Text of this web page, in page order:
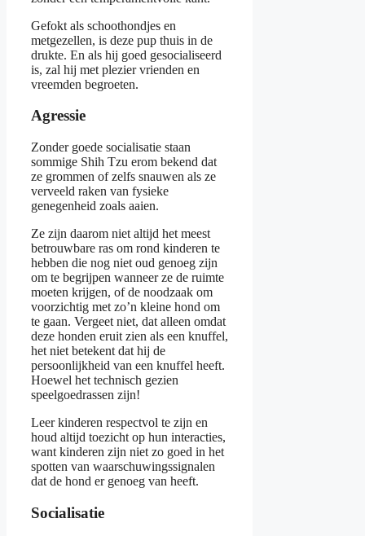
Gefokt als schoothondjes en
metgezellen, is deze pup thuis in de
drukte. En als hij goed gesocialiseerd
is, zal hij met plezier vrienden en
vreemden begroeten.
Agressie
Zonder goede socialisatie staan
sommige Shih Tzu erom bekend dat
ze grommen of zelfs snauwen als ze
verveeld raken van fysieke
genegenheid zoals aaien.
Ze zijn daarom niet altijd het meest
betrouwbare ras om rond kinderen te
hebben die nog niet oud genoeg zijn
om te begrijpen wanneer ze de ruimte
moeten krijgen, of de noodzaak om
voorzichtig met zo’n kleine hond om
te gaan. Vergeet niet, dat alleen omdat
deze honden eruit zien als een knuffel,
het niet betekent dat hij de
persoonlijkheid van een knuffel heeft.
Hoewel het technisch gezien
speelgoedrassen zijn!
Leer kinderen respectvol te zijn en
houd altijd toezicht op hun interacties,
want kinderen zijn niet zo goed in het
spotten van waarschuwingssignalen
dat de hond er genoeg van heeft.
Socialisatie